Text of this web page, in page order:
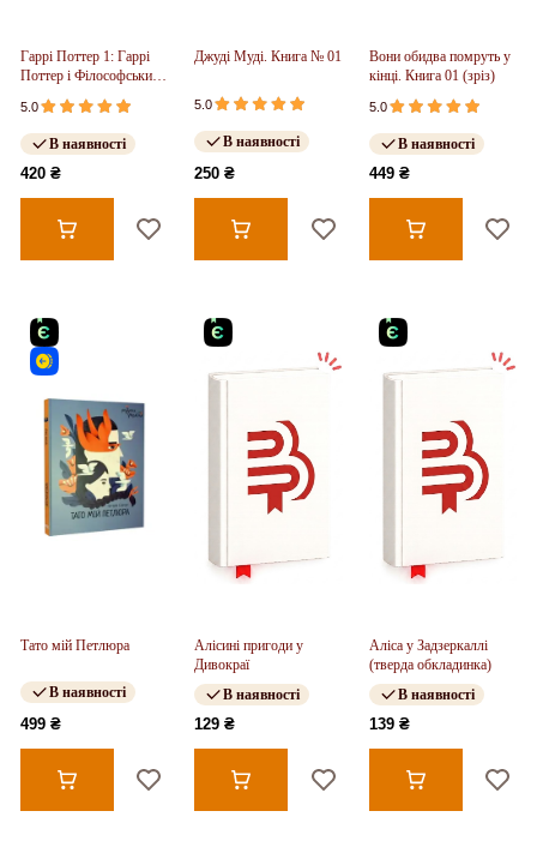
Гаррі Поттер 1: Гаррі
Поттер і Філософський
камінь
5.0
В наявності
420 ₴
Джуді Муді. Книга № 01
5.0
В наявності
250 ₴
Вони обидва помруть у
кінці. Книга 01 (зріз)
5.0
В наявності
449 ₴
Тато мій Петлюра
В наявності
499 ₴
Алісині пригоди у
Дивокраї
В наявності
129 ₴
Аліса у Задзеркаллі
(тверда обкладинка)
В наявності
139 ₴